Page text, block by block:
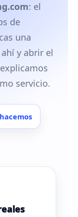
: el
de
una
y abrir el
servicio.